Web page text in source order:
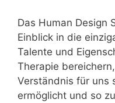
Das Human Design
Einblick in die
Talente und
Therapie
Verständnis für uns
ermöglicht und so